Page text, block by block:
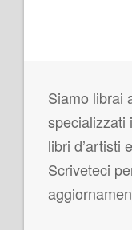
Siamo librai
specializzati
libri d’artisti
Scriveteci